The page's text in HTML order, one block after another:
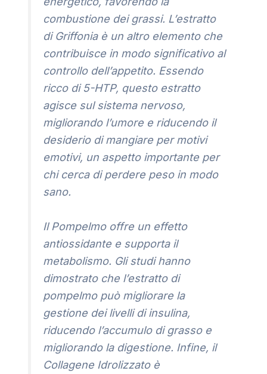
combustione dei grassi. L’estratto
di Griffonia è un altro elemento che
contribuisce in modo significativo al
controllo dell’appetito. Essendo
ricco di 5-HTP, questo estratto
agisce sul sistema nervoso,
migliorando l’umore e riducendo il
desiderio di mangiare per motivi
emotivi, un aspetto importante per
chi cerca di perdere peso in modo
sano.
Il Pompelmo offre un effetto
antiossidante e supporta il
metabolismo. Gli studi hanno
dimostrato che l’estratto di
pompelmo può migliorare la
gestione dei livelli di insulina,
riducendo l’accumulo di grasso e
migliorando la digestione. Infine, il
Collagene Idrolizzato è